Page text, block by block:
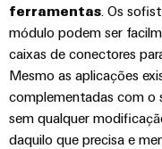
ferramentas . Os
módulo podem ser
caixas de conectores
Mesmo as aplicações
complementadas com o
sem qualquer
daquilo que precisa e